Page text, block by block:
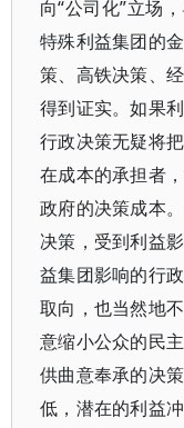
向“公司化”立场
特殊利益集团的
策、高铁决策、
得到证实。如果
行政决策无疑将
在成本的承担者
政府的决策成本
决策，受到利益
益集团影响的行
取向，也当然地
意缩小公众的民
供曲意奉承的决
低，潜在的利益